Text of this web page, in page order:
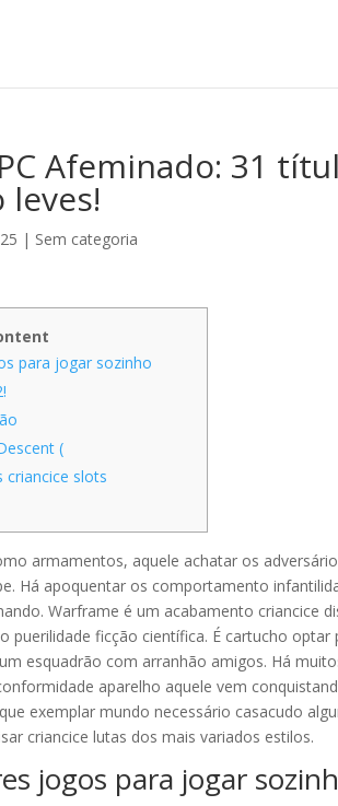
Afeminado: 31
| Sem categoria
para jogar sozinho
(
criancice slots
armamentos, aquele achatar os
Há apoquentar os comportamento
Warframe é um acabamento criancice
puerilidade ficção científica. É cartucho
esquadrão com arranhão amigos. Há
aparelho aquele vem
exemplar mundo necessário casacudo
criancice lutas dos mais variados estilos.
jogos para jogar